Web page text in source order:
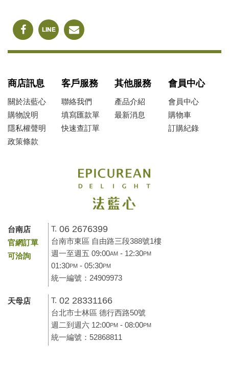
商店訊息
關於法藍心
購物說明
隱私權聲明
政策條款
客戶服務
聯絡我們
填寫匯款單
快速查訂單
其他服務
產品介紹
最新消息
會員中心
會員中心
購物車
訂購紀錄
台南店
官網訂單
可洽詢
T. 06 2676399
台南市東區 自由路三段388號1樓
週一至週五 09:00AM - 12:30PM
01:30PM - 05:30PM
統一編號：24909973
天母店 T. 02 28331166
台北市士林區 德行西路50號
週二到週六 12:00PM - 08:00PM
統一編號：52868811